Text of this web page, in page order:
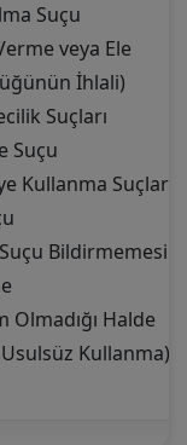
Suçu
veya Ele
İhlali)
Suçları
Suçu
Kullanma Suçları
Bildirmemesi
Olmadığı Halde
Kullanma)